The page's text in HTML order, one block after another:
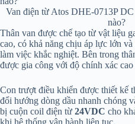
Van điện từ Atos DHE-0713P
nào?
Thân van được chế tạo từ vật liệu
cao, có khả năng chịu áp lực lớn
làm việc khắc nghiệt. Bên trong
được gia công với độ chính xác cao
Con trượt điều khiển được thiết kế
đổi hướng dòng dầu nhanh chóng
bị cuộn coil điện từ 24VDC cho
khi hệ thống vận hành liên tục.